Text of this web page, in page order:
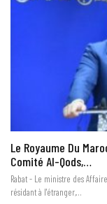
Le Royaume Du
Comité Al-Qods,…
Rabat - Le ministre des
résidant à l'étranger,…